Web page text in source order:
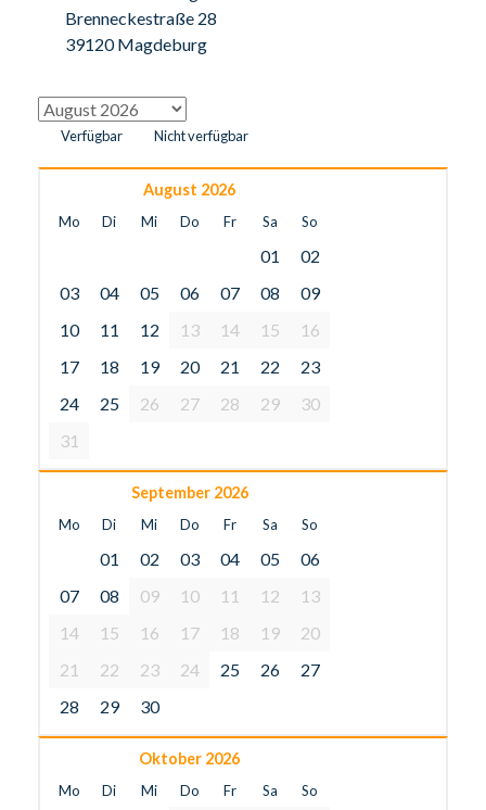
Brenneckestraße 28
39120 Magdeburg
Verfügbar Nicht verfügbar
August 2026
Mo Di Mi Do Fr Sa So
01
02
03
04 05 06 07 08
09
10
11 12 13 14 15
16
17
18 19 20 21 22
23
24
25 26 27 28 29
30
31
September 2026
Mo Di Mi Do Fr Sa So
01 02 03 04 05
06
07
08 09 10 11 12
13
14
15 16 17 18 19
20
21
22 23 24 25 26
27
28
29 30
Oktober 2026
Mo Di Mi Do Fr Sa So